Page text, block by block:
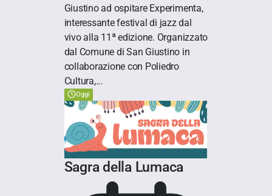
Giustino ad ospitare Experimenta,
interessante festival di jazz dal
vivo alla 11ª edizione. Organizzato
dal Comune di San Giustino in
collaborazione con Poliedro
Cultura,...
Oggi
Sagra della Lumaca